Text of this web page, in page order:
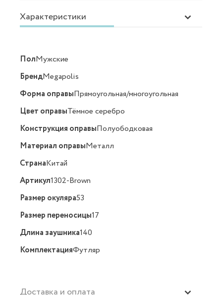
Характеристики
ПолМужские
БрендMegapolis
Форма оправыПрямоугольная/многоугольная
Цвет оправыТёмное серебро
Конструкция оправыПолуободковая
Материал оправыМеталл
СтранаКитай
Артикул1302-Brown
Размер окуляра53
Размер переносицы17
Длина заушника140
КомплектацияФутляр
Доставка и оплата